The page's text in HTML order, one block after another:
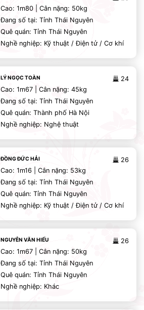
Cao: 1m80 | Cân nặng: 50kg
Đang số tại: Tỉnh Thái Nguyên
Quê quán: Tỉnh Thái Nguyên
Nghề nghiệp: Kỹ thuật / Điện tử / Cơ khí
24
LÝ NGỌC TOÀN
Cao: 1m67 | Cân nặng: 45kg
Đang số tại: Tỉnh Thái Nguyên
Quê quán: Thành phố Hà Nội
Nghề nghiệp: Nghệ thuật
26
ĐỒNG ĐỨC HẢI
Cao: 1m16 | Cân nặng: 53kg
Đang số tại: Tỉnh Thái Nguyên
Quê quán: Tỉnh Thái Nguyên
Nghề nghiệp: Kỹ thuật / Điện tử / Cơ khí
26
NGUYỄN VĂN HIẾU
Cao: 1m67 | Cân nặng: 50kg
Đang số tại: Tỉnh Thái Nguyên
Quê quán: Tỉnh Thái Nguyên
Nghề nghiệp: Khác